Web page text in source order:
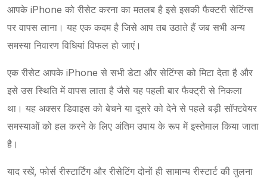
आपके iPhone को रीसेट करना का मतलब है इसे इसकी फैक्टरी सेटिंग्स
पर वापस लाना। यह एक कदम है जिसे आप तब उठाते हैं जब सभी अन्य
समस्या निवारण विधियां विफल हो जाएं।
एक रीसेट आपके iPhone से सभी डेटा और सेटिंग्स को मिटा देता है और
इसे उस स्थिति में वापस लाता है जैसे यह पहली बार फैक्ट्री से निकला
था। यह अक्सर डिवाइस को बेचने या दूसरे को देने से पहले बड़ी सॉफ्टवेयर
समस्याओं को हल करने के लिए अंतिम उपाय के रूप में इस्तेमाल किया जाता
है।
याद रखें, फोर्स रीस्टार्टिंग और रीसेटिंग दोनों ही सामान्य रीस्टार्ट की तुलना